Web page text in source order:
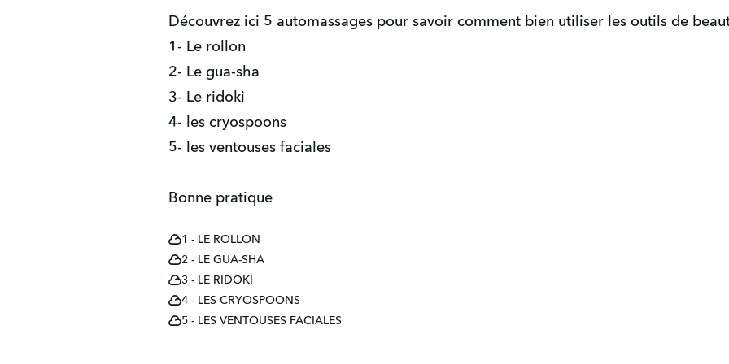
Découvrez ici 5 automassages pour savoir comment bien utiliser les outils de
1- Le rollon
2- Le gua-sha
3- Le ridoki
4- les cryospoons
5- les ventouses faciales
Bonne pratique
1 - LE ROLLON
2 - LE GUA-SHA
3 - LE RIDOKI
4 - LES CRYOSPOONS
5 - LES VENTOUSES FACIALES